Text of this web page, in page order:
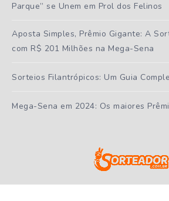
Parque” se Unem em Prol dos Felinos
Aposta Simples, Prêmio Gigante: A
com R$ 201 Milhões na Mega-Sena
Sorteios Filantrópicos: Um Guia
Mega-Sena em 2024: Os maiores